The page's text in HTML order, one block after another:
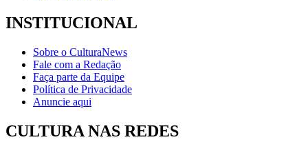
INSTITUCIONAL
Sobre o CulturaNews
Fale com a Redação
Faça parte da Equipe
Política de Privacidade
Anuncie aqui
CULTURA NAS REDES